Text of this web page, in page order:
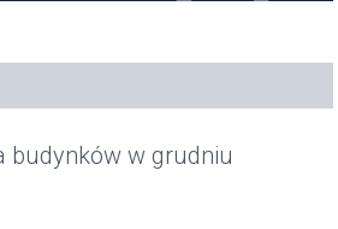
budynków w grudniu